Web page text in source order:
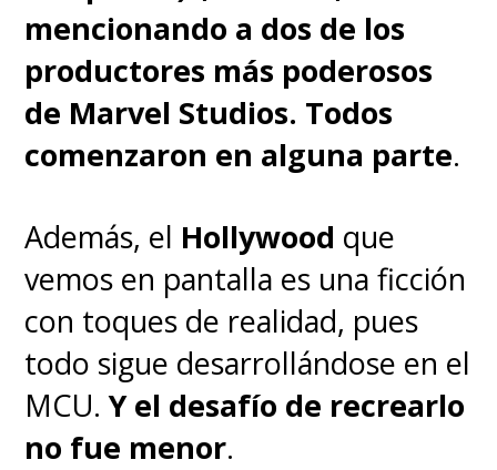
mencionando a dos de los
productores más poderosos
de Marvel Studios. Todos
comenzaron en alguna parte.
Además, el Hollywood que
vemos en pantalla es una ficción
con toques de realidad, pues
todo sigue desarrollándose en el
MCU.Y el desafío de recrearlo
no fue menor.